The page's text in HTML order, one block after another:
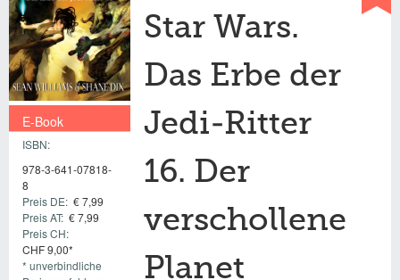
E-Book
ISBN:
978-3-641-07818-
8
Preis DE: € 7,99
Preis AT: € 7,99
Preis CH:
CHF 9,00*
* unverbindliche
Star Wars.
Das Erbe der
Jedi-Ritter
16. Der
verschollene
Planet